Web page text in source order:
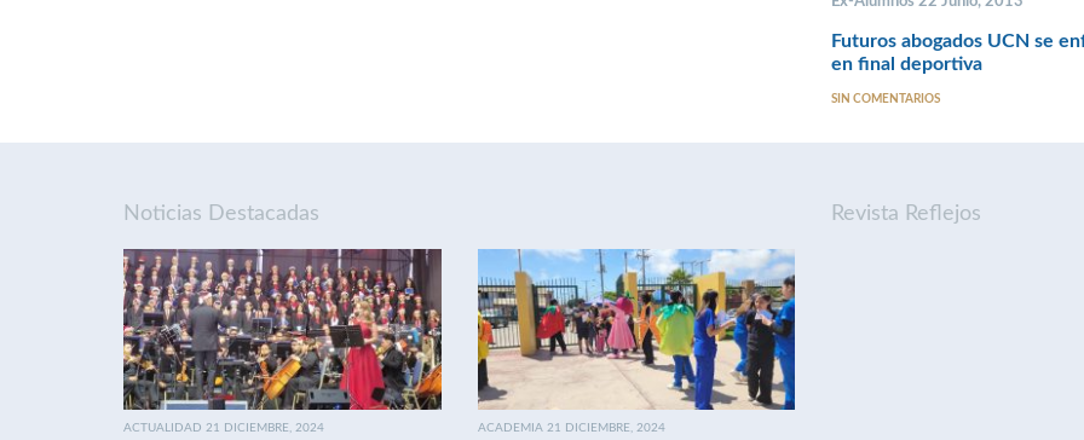
Futuros abogados UCN se
en final deportiva
SIN COMENTARIOS
Noticias Destacadas
ACTUALIDAD 21 DICIEMBRE, 2024 ACADEMIA 21 DICIEMBRE, 2024
Revista Reflejos